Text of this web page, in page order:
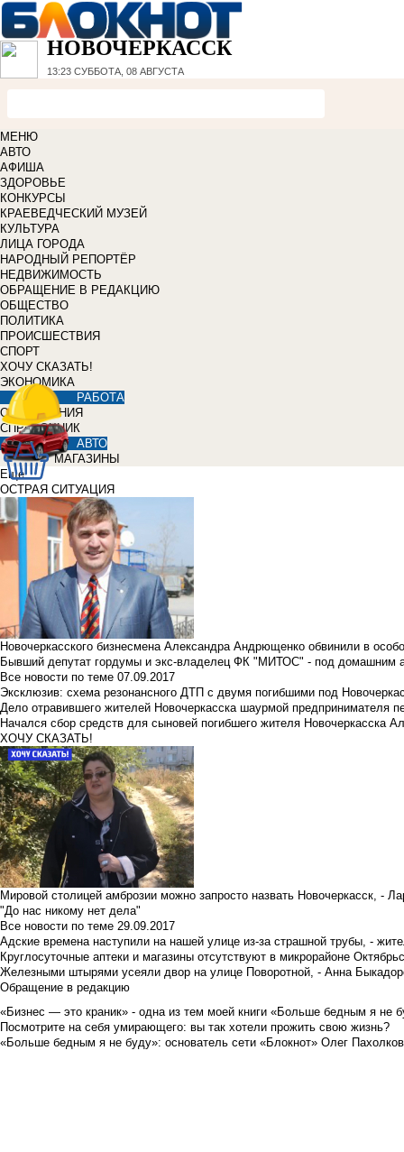
НОВОЧЕРКАССК
13:23 СУББОТА, 08 АВГУСТА
МЕНЮ
АВТО
АФИША
ЗДОРОВЬЕ
КОНКУРСЫ
КРАЕВЕДЧЕСКИЙ МУЗЕЙ
КУЛЬТУРА
ЛИЦА ГОРОДА
НАРОДНЫЙ РЕПОРТЁР
НЕДВИЖИМОСТЬ
ОБРАЩЕНИЕ В РЕДАКЦИЮ
ОБЩЕСТВО
ПОЛИТИКА
ПРОИСШЕСТВИЯ
СПОРТ
ХОЧУ СКАЗАТЬ!
ЭКОНОМИКА
РАБОТА
ОБЪЯВЛЕНИЯ
СПРАВОЧНИК
АВТО
МАГАЗИНЫ
Еще
ОСТРАЯ СИТУАЦИЯ
Новочеркасского бизнесмена Александра Андрющенко обвинили в
Бывший депутат гордумы и экс-владелец ФК "МИТОС" - под домашним
Все новости по теме 07.09.2017
Эксклюзив: схема резонансного ДТП с двумя погибшими под
Дело отравившего жителей Новочеркасска шаурмой предпринимателя
Начался сбор средств для сыновей погибшего жителя Новочеркасска
ХОЧУ СКАЗАТЬ!
Мировой столицей амброзии можно запросто назвать Новочеркасск, -
"До нас никому нет дела"
Все новости по теме 29.09.2017
Адские времена наступили на нашей улице из-за страшной трубы, -
Круглосуточные аптеки и магазины отсутствуют в микрорайоне
Железными штырями усеяли двор на улице Поворотной, - Анна
Обращение в редакцию
«Бизнес — это краник» - одна из тем моей книги «Больше бедным я не
Посмотрите на себя умирающего: вы так хотели прожить свою жизнь?
«Больше бедным я не буду»: основатель сети «Блокнот» Олег Пахолков